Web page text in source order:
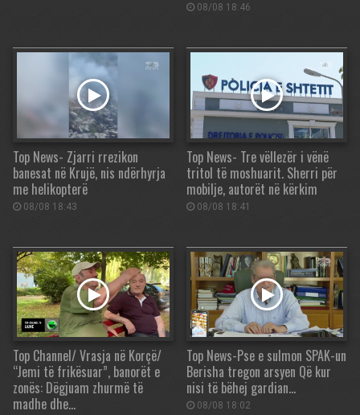
08/08 18:46
Top News- Zjarri rrezikon
banesat në Krujë, nis ndërhyrja
me helikopterë
08/08 18:43
Top News- Tre vëllezër i vënë
tritol të moshuarit. Sherri për
mobilje, autorët në kërkim
08/08 18:41
Top Channel/ Vrasja në Korçë/
“Jemi të frikësuar”, banorët e
zonës: Dëgjuam zhurmë të
madhe dhe…
Top News-Pse e sulmon SPAK-un
Berisha tregon arsyen Që kur
nisi të bëhej gardian…
08/08 18:02